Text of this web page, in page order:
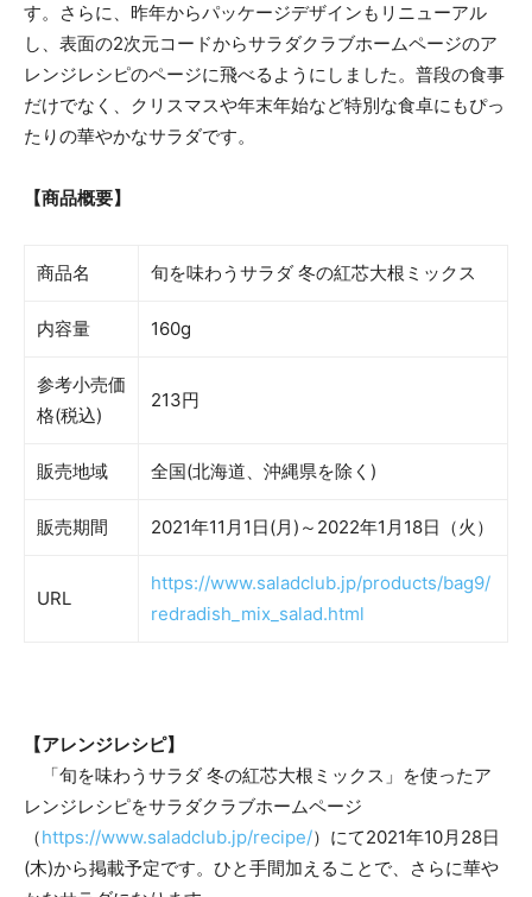
す。さらに、昨年からパッケージデザインもリニューアル
し、表面の2次元コードからサラダクラブホームページのア
レンジレシピのページに飛べるようにしました。普段の食事
だけでなく、クリスマスや年末年始など特別な食卓にもぴっ
たりの華やかなサラダです。
【商品概要】
商品名 旬を味わうサラダ 冬の紅芯大根ミックス
内容量 160g
参考小売価
格(税込)
213円
販売地域 全国(北海道、沖縄県を除く)
販売期間 2021年11月1日(月)～2022年1月18日（火）
URL
https://www.saladclub.jp/products/bag9/
redradish_mix_salad.html
【アレンジレシピ】
「旬を味わうサラダ 冬の紅芯大根ミックス」を使ったア
レンジレシピをサラダクラブホームページ
（https://www.saladclub.jp/recipe/）にて2021年10月28日
(木)から掲載予定です。ひと手間加えることで、さらに華や